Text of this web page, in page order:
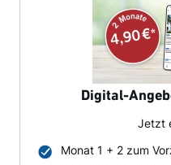
Digital-
Jetzt
Monat 1 + 2 zum